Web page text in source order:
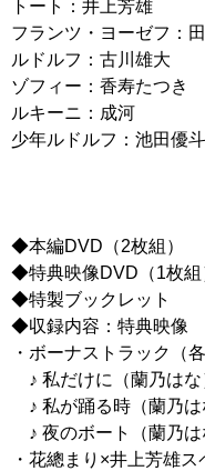
トート：井上芳雄
フランツ・ヨーゼフ：
ルドルフ：古川雄大
ゾフィー：香寿たつき
ルキーニ：成河
少年ルドルフ：池田優斗
◆本編DVD（2枚組）
◆特典映像DVD（1枚組
◆特製ブックレット
◆収録内容：特典映像
・ボーナストラック（各
♪ 私だけに（蘭乃はな
♪ 私が踊る時（蘭乃は
♪ 夜のボート（蘭乃は
・花總まり×井上芳雄